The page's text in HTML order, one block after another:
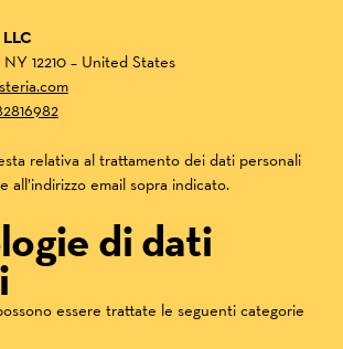
12210 – United States
relativa al trattamento dei dati personali
all’indirizzo email sopra indicato.
di dati
essere trattate le seguenti categorie